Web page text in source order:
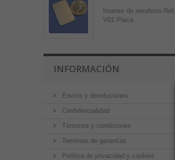
Imanes de neodimio Ref.
V01 Placa...
INFORMACIÓN
Envíos y devoluciones
Confidencialidad
Términos y condiciones
Terminos de garantías
Política de privacidad y cookies